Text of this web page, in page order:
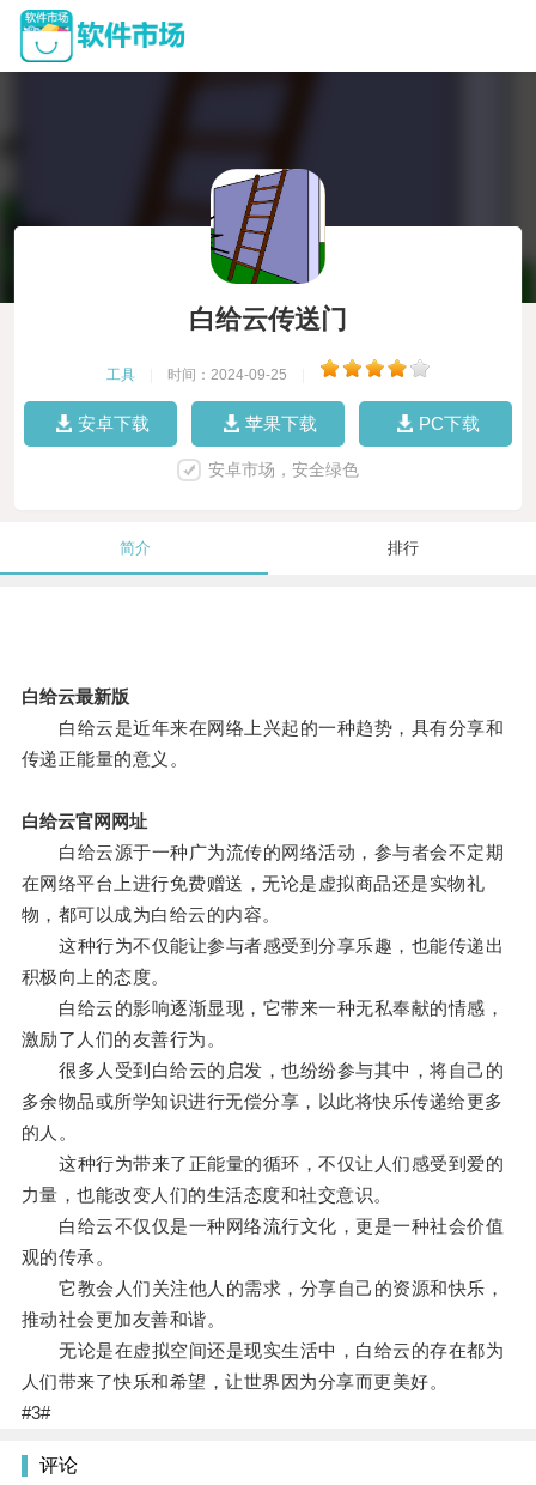
白给云传送门
工具 时间：2024-09-25
安卓下载 苹果下载 PC下载
安卓市场，安全绿色
简介 排行
白给云最新版
白给云是近年来在网络上兴起的一种趋势，具有分享和
传递正能量的意义。
白给云官网网址
白给云源于一种广为流传的网络活动，参与者会不定期
在网络平台上进行免费赠送，无论是虚拟商品还是实物礼
物，都可以成为白给云的内容。
这种行为不仅能让参与者感受到分享乐趣，也能传递出
积极向上的态度。
白给云的影响逐渐显现，它带来一种无私奉献的情感，
激励了人们的友善行为。
很多人受到白给云的启发，也纷纷参与其中，将自己的
多余物品或所学知识进行无偿分享，以此将快乐传递给更多
的人。
这种行为带来了正能量的循环，不仅让人们感受到爱的
力量，也能改变人们的生活态度和社交意识。
白给云不仅仅是一种网络流行文化，更是一种社会价值
观的传承。
它教会人们关注他人的需求，分享自己的资源和快乐，
推动社会更加友善和谐。
无论是在虚拟空间还是现实生活中，白给云的存在都为
人们带来了快乐和希望，让世界因为分享而更美好。
#3#
评论